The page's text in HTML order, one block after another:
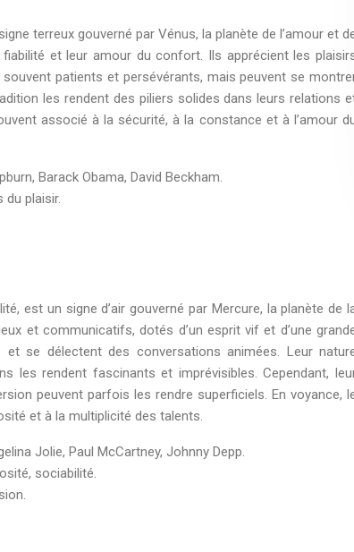
terreux gouverné par Vénus, la planète de l’amour et
et leur amour du confort. Ils apprécient les
patients et persévérants, mais peuvent se
les rendent des piliers solides dans leurs relations
associé à la sécurité, à la constance et à l’amour
Barack Obama, David Beckham.
du plaisir.
est un signe d’air gouverné par Mercure, la planète de
et communicatifs, dotés d’un esprit vif et d’une
se délectent des conversations animées. Leur
les rendent fascinants et imprévisibles. Cependant,
peuvent parfois les rendre superficiels. En voyance,
et à la multiplicité des talents.
Jolie, Paul McCartney, Johnny Depp.
sociabilité.